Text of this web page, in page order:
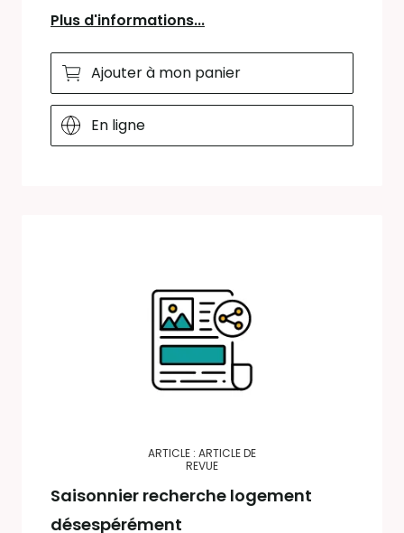
Plus d'informations...
Ajouter à mon panier
En ligne
ARTICLE : ARTICLE DE
REVUE
Saisonnier recherche logement
désespérément